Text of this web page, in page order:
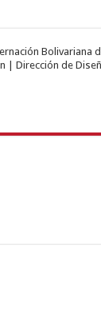
Bolivariana
| Dirección de